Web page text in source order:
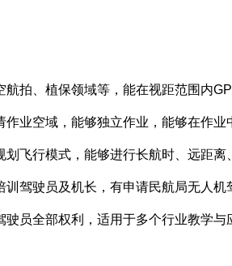
航拍、植保领域等，能在视距范围内
作业空域，能够独立作业，能够在作
划飞行模式，能够进行长航时、远距
驾驶员及机长，有申请民航局无人
员全部权利，适用于多个行业教学与